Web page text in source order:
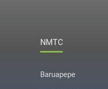
NMTC
Baruapepe